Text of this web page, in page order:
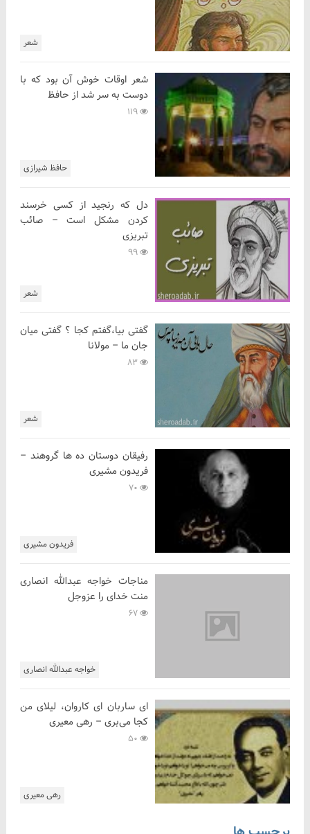
شعر
حافظ شیرازی
شعر اوقات خوش آن بود که با
دوست به سر شد از حافظ
شعر
دل که رنجید از کسی خرسند
کردن مشکل است – صائب
تبریزی
شعر
گفتی بیا،گفتم کجا ؟ گفتی میان
جان ما – مولانا
فریدون مشیری
رفیقان دوستان ده ها گروهند –
فریدون مشیری
خواجه عبدالله انصاری
مناجات خواجه عبدالله انصاری
منت خدای را عزوجل
رهی معیری
ای ساربان ای کاروان، لیلای من
کجا می‌بری – رهی معیری